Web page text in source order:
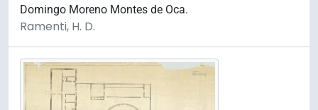
Domingo Moreno Montes de Oca.
Ramenti, H. D.